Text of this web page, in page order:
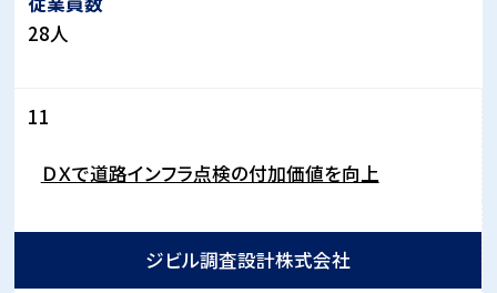
28人
11
ＤＸで道路インフラ点検の付加価値を向上
ジビル調査設計株式会社